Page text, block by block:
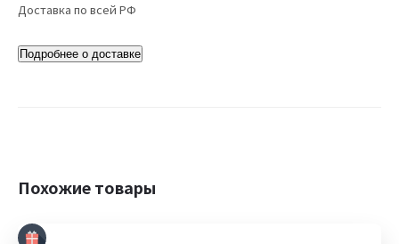
Доставка по всей РФ
Подробнее о доставке
Похожие товары